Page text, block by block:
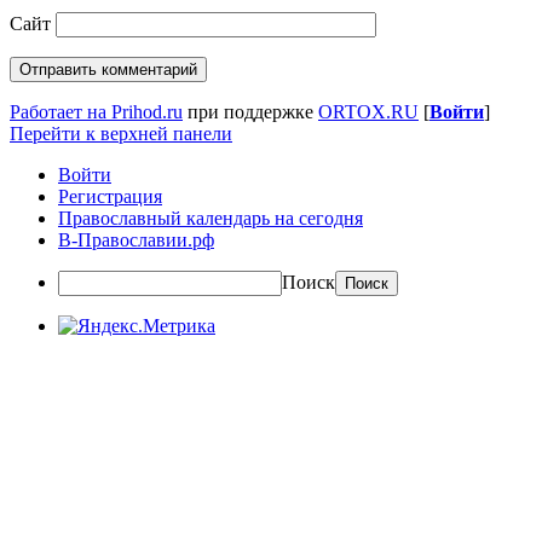
Сайт
Работает на Prihod.ru при поддержке ORTOX.RU [Войти]
Перейти к верхней панели
Войти
Регистрация
Православный календарь на сегодня
В-Православии.рф
Поиск